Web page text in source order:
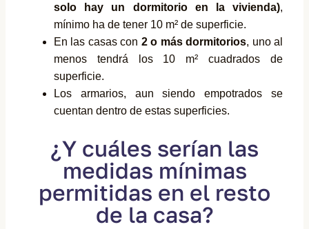
solo hay un dormitorio en la vivienda),
mínimo ha de tener 10 m² de superficie.
En las casas con 2 o más dormitorios, uno al
menos tendrá los 10 m² cuadrados de
superficie.
Los armarios, aun siendo empotrados se
cuentan dentro de estas superficies.
¿Y cuáles serían las
medidas mínimas
permitidas en el resto
de la casa?